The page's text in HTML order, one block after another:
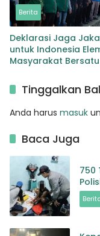
Berita
Deklarasi Jaga
untuk Indonesia
Masyarakat
Tinggalkan
Anda harus masuk
Baca Juga
750